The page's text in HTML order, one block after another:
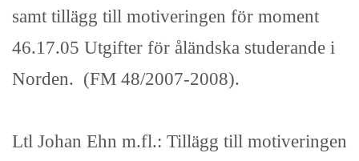
samt tillägg till motiveringen för moment
46.17.05 Utgifter för åländska studerande i
Norden. (FM 48/2007-2008).
Ltl Johan Ehn m.fl.: Tillägg till motiveringen